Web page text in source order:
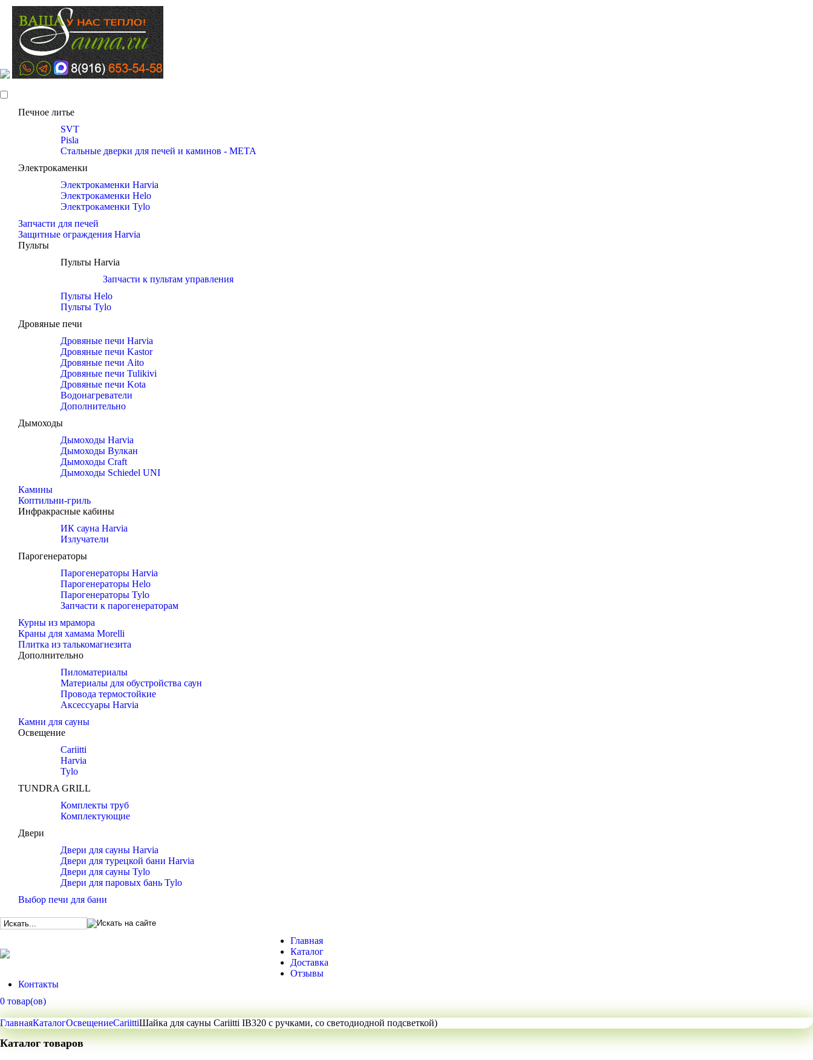
Печное литье
SVT
Pisla
Стальные дверки для печей и каминов - META
Электрокаменки
Электрокаменки Harvia
Электрокаменки Helo
Электрокаменки Tylo
Запчасти для печей
Защитные ограждения Harvia
Пульты
Пульты Harvia
Запчасти к пультам управления
Пульты Helo
Пульты Tylo
Дровяные печи
Дровяные печи Harvia
Дровяные печи Kastor
Дровяные печи Aito
Дровяные печи Tulikivi
Дровяные печи Kota
Водонагреватели
Дополнительно
Дымоходы
Дымоходы Harvia
Дымоходы Вулкан
Дымоходы Craft
Дымоходы Schiedel UNI
Камины
Коптильни-гриль
Инфракрасные кабины
ИК сауна Harvia
Излучатели
Парогенераторы
Парогенераторы Harvia
Парогенераторы Helo
Парогенераторы Tylo
Запчасти к парогенераторам
Курны из мрамора
Краны для хамама Morelli
Плитка из талькомагнезита
Дополнительно
Пиломатериалы
Материалы для обустройства саун
Провода термостойкие
Аксессуары Harvia
Камни для сауны
Освещение
Cariitti
Harvia
Tylo
TUNDRA GRILL
Комплекты труб
Комплектующие
Двери
Двери для сауны Harvia
Двери для турецкой бани Harvia
Двери для сауны Tylo
Двери для паровых бань Tylo
Выбор печи для бани
Главная
Каталог
Доставка
Отзывы
Контакты
0 товар(ов)
ГлавнаяКаталогОсвещениеCariittiШайка для сауны Cariitti IB320 с ручками, со светодиодной подсветкой)
Каталог товаров